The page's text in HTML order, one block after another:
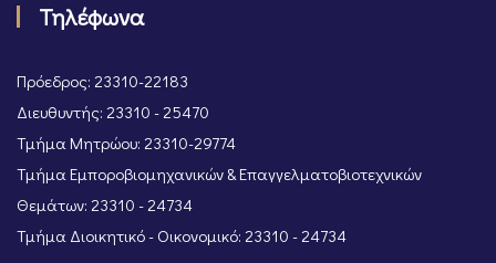
Τηλέφωνα
Πρόεδρος: 23310-22183
Διευθυντής: 23310 - 25470
Τμήμα Μητρώου: 23310-29774
Τμήμα Εμποροβιομηχανικών & Επαγγελματοβιοτεχνικών
Θεμάτων: 23310 - 24734
Τμήμα Διοικητικό - Οικονομικό: 23310 - 24734